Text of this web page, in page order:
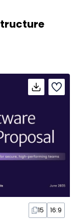
15 16:9